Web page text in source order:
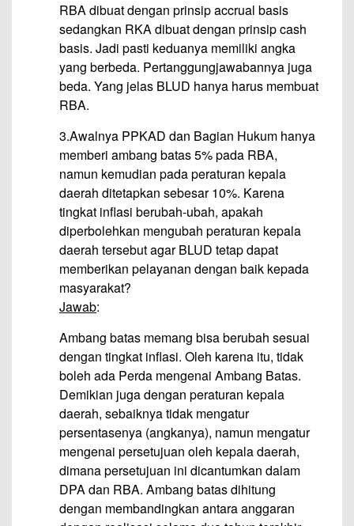
RBA dibuat dengan prinsip accrual basis
sedangkan RKA dibuat dengan prinsip cash
basis. Jadi pasti keduanya memiliki angka
yang berbeda. Pertanggungjawabannya juga
beda. Yang jelas BLUD hanya harus membuat
RBA.
3.Awalnya PPKAD dan Bagian Hukum hanya
memberi ambang batas 5% pada RBA,
namun kemudian pada peraturan kepala
daerah ditetapkan sebesar 10%. Karena
tingkat inflasi berubah-ubah, apakah
diperbolehkan mengubah peraturan kepala
daerah tersebut agar BLUD tetap dapat
memberikan pelayanan dengan baik kepada
masyarakat?
Jawab:
Ambang batas memang bisa berubah sesuai
dengan tingkat inflasi. Oleh karena itu, tidak
boleh ada Perda mengenai Ambang Batas.
Demikian juga dengan peraturan kepala
daerah, sebaiknya tidak mengatur
persentasenya (angkanya), namun mengatur
mengenai persetujuan oleh kepala daerah,
dimana persetujuan ini dicantumkan dalam
DPA dan RBA. Ambang batas dihitung
dengan membandingkan antara anggaran